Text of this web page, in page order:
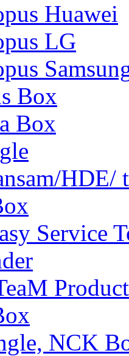
Huawei
LG
Box
Box
HDE/
Service
NCK